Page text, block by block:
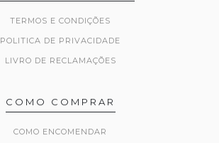
TERMOS E CONDIÇÕES
POLITICA DE PRIVACIDADE
LIVRO DE RECLAMAÇÕES
COMO COMPRAR
COMO ENCOMENDAR